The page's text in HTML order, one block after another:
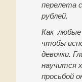
перелета
рублей.
Как любые
чтобы
девочки.
научится
просьбой